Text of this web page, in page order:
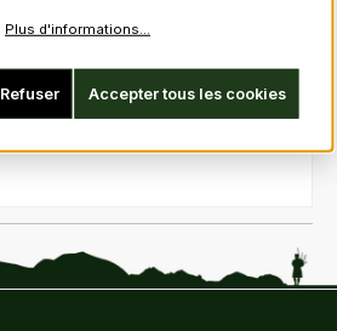
Plus d'informations...
Refuser Accepter tous les cookies